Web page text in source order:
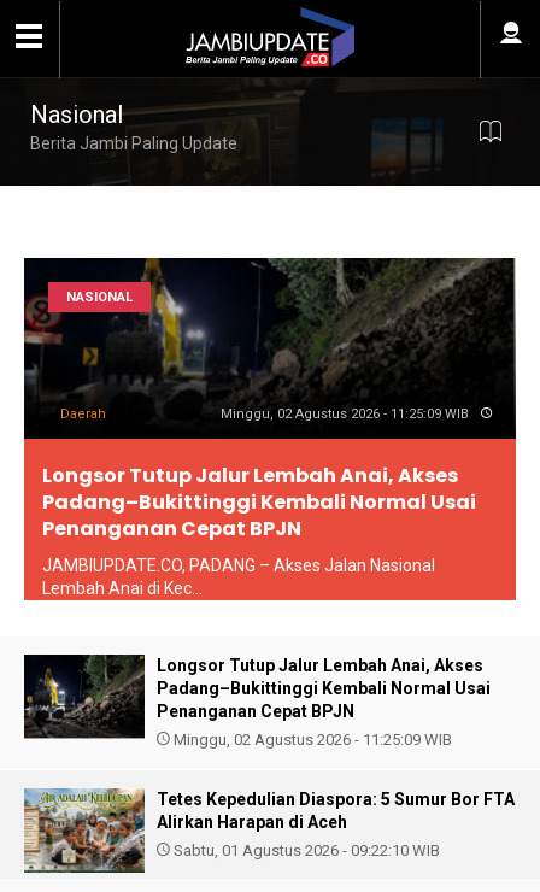
Nasional
Berita Jambi Paling Update
NASIONAL
Daerah Minggu, 02 Agustus 2026 - 11:25:09 WIB
Longsor Tutup Jalur Lembah Anai, Akses
Padang–Bukittinggi Kembali Normal Usai
Penanganan Cepat BPJN
JAMBIUPDATE.CO, PADANG – Akses Jalan Nasional
Lembah Anai di Kec...
Longsor Tutup Jalur Lembah Anai, Akses
Padang–Bukittinggi Kembali Normal Usai
Penanganan Cepat BPJN
Minggu, 02 Agustus 2026 - 11:25:09 WIB
Tetes Kepedulian Diaspora: 5 Sumur Bor FTA
Alirkan Harapan di Aceh
Sabtu, 01 Agustus 2026 - 09:22:10 WIB